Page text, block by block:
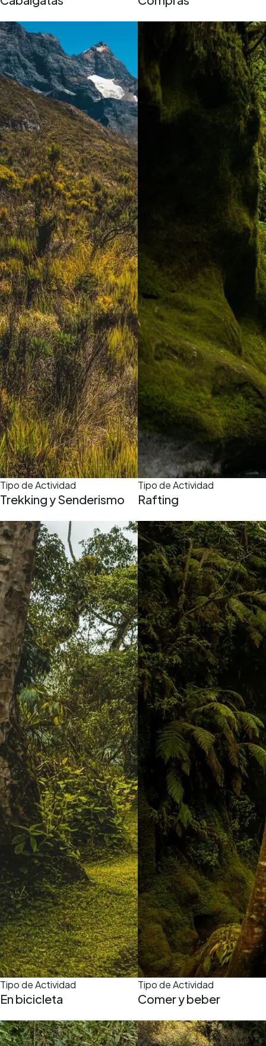
Tipo de Actividad
Trekking y Senderismo
Tipo de Actividad
Rafting
Tipo de Actividad
En bicicleta
Tipo de Actividad
Comer y beber